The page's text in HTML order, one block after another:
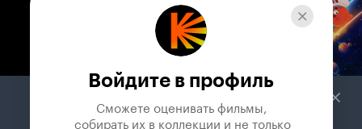
Музыка
Телепрограмма
Служба поддержки
Войдите в профиль
Сможете оценивать фильмы,
собирать их в коллекции и не только